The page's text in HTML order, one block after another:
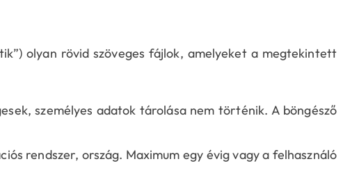
olyan rövid szöveges fájlok, amelyeket a megtekintett
személyes adatok tárolása nem történik. A böngésző
rendszer, ország. Maximum egy évig vagy a felhasználó